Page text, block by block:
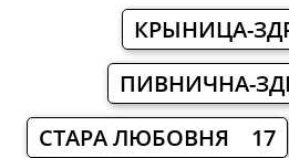
КРЫНИЦА-
ПИВНИЧНА-
СТАРА ЛЮБОВНЯ 17